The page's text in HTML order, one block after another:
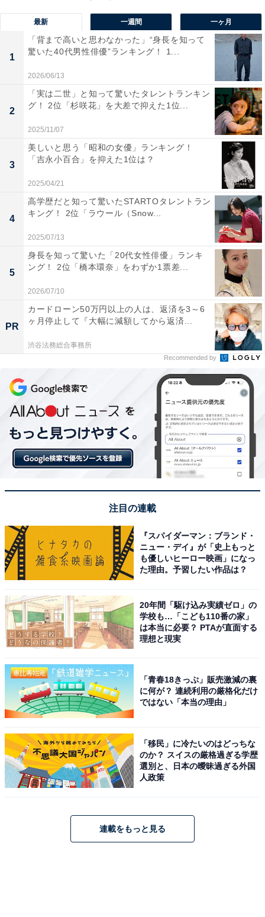
1位は、今治市にある「大山祇（おおやまずみ）神
社」。全国に約1万社ある三島神社や大山祇神社の総本
社で、『古事記』や『日本書紀』、『伊予国風土記』に
よると、山の神であると同時に、大海原の神、渡航の神
として古くから信仰されてきました。
本殿正面には樹齢約2600年の御神木・大楠が鎮座し、荘
厳な雰囲気に包まれます。そのほかにも、国の天然記念
物に指定され、人の手が加わっていない日本最古の原始
林「社叢（しゃそう）」の楠群や、全国の国宝・重要文
化財に指定された武具類のおよそ8割が一堂に会する圧
巻の展示を誇る「大山祇神社国宝館」など、見どころが
満載です。
回答者からは、「境内に入った瞬間から空気が違う」
（30代女性／愛媛県）、「訪れた時に大きな杉の木から
パワーをもらえた気がするからです」（40代女性／神奈
川県）、「開運神社として有名」（40代女性／福島
県）、「金運アップの神様がいるため」（30代女性／福
岡県）などのコメントが寄せられました。
この記事の筆者：福島 ゆき プロフィール
アニメや漫画のレビュー、エンタメトピックスなどを中
心に、オールジャンルで執筆中のライター。時々、店舗
取材などのリポート記事も担当。All AboutおよびAll
About ニュースでのライター歴は6年。
次ページ
こちらもおすすめ
好き＆行ってみたい「徳島県のパワースポッ
最新 一週間 一ヶ月
1
「背まで高いと思わなかった」“身長を知って
驚いた40代男性俳優”ランキング！ 1...
2026/06/13
2
「実は二世」と知って驚いたタレントランキン
グ！ 2位「杉咲花」を大差で抑えた1位...
2025/11/07
3
美しいと思う「昭和の女優」ランキング！
「吉永小百合」を抑えた1位は？
2025/04/21
4
高学歴だと知って驚いたSTARTOタレントラン
キング！ 2位「ラウール（Snow...
2025/07/13
5
身長を知って驚いた「20代女性俳優」ランキ
ング！ 2位「橋本環奈」をわずか1票差...
2026/07/10
PR
カードローン50万円以上の人は、返済を3～6
ヶ月停止して『大幅に減額してから返済...
渋谷法務総合事務所
Recommended by
注目の連載
『スパイダーマン：ブランド・
ニュー・デイ』が「史上もっと
も優しいヒーロー映画」になっ
た理由。予習したい作品は？
20年間「駆け込み実績ゼロ」の
学校も…「こども110番の家」
は本当に必要？ PTAが直面する
理想と現実
「青春18きっぷ」販売激減の裏
に何が？ 連続利用の厳格化だけ
ではない「本当の理由」
「移民」に冷たいのはどっちな
のか？ スイスの厳格過ぎる学歴
選別と、日本の曖昧過ぎる外国
人政策
連載をもっと見る